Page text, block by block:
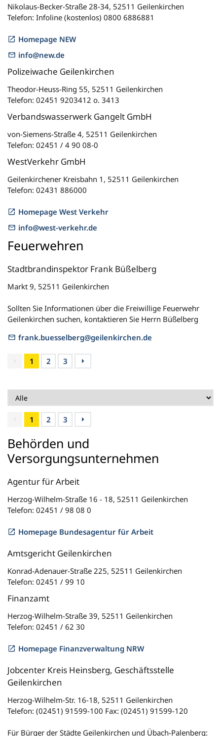
Nikolaus-Becker-Straße 28-34, 52511 Geilenkirchen
Telefon: Infoline (kostenlos) 0800 6886881
Homepage NEW
info@new.de
Polizeiwache Geilenkirchen
Theodor-Heuss-Ring 55, 52511 Geilenkirchen
Telefon: 02451 9203412 o. 3413
Verbandswasserwerk Gangelt GmbH
von-Siemens-Straße 4, 52511 Geilenkirchen
Telefon: 02451 / 4 90 08-0
WestVerkehr GmbH
Geilenkirchener Kreisbahn 1, 52511 Geilenkirchen
Telefon: 02431 886000
Homepage West Verkehr
info@west-verkehr.de
Feuerwehren
Stadtbrandinspektor Frank Büßelberg
Markt 9, 52511 Geilenkirchen
Sollten Sie Informationen über die Freiwillige Feuerwehr
Geilenkirchen suchen, kontaktieren Sie Herrn Büßelberg
frank.buesselberg@geilenkirchen.de
1 2 3
Behörden und
Versorgungsunternehmen
Agentur für Arbeit
Herzog-Wilhelm-Straße 16 - 18, 52511 Geilenkirchen
Telefon: 02451 / 98 08 0
Homepage Bundesagentur für Arbeit
Amtsgericht Geilenkirchen
Konrad-Adenauer-Straße 225, 52511 Geilenkirchen
Telefon: 02451 / 99 10
Finanzamt
Herzog-Wilhelm-Straße 39, 52511 Geilenkirchen
Telefon: 02451 / 62 30
Homepage Finanzverwaltung NRW
Jobcenter Kreis Heinsberg, Geschäftsstelle
Geilenkirchen
Herzog-Wilhelm-Str. 16-18, 52511 Geilenkirchen
Telefon: (02451) 91599-100 Fax: (02451) 91599-120
Für Bürger der Städte Geilenkirchen und Übach-Palenberg:
1 2 3